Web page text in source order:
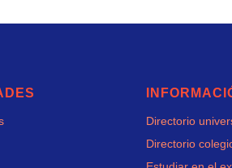
Directorio
Directorio